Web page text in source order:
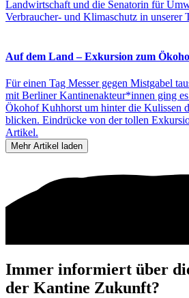
Landwirtschaft und die Senatorin für
Verbraucher- und Klimaschutz in unserer
Auf dem Land – Exkursion zum
Für einen Tag Messer gegen Mistgabel
mit Berliner Kantinenakteur*innen ging
Ökohof Kuhhorst um hinter die Kulissen
blicken. Eindrücke von der tollen
Artikel.
Mehr Artikel laden
Immer informiert über
der Kantine Zukunft?